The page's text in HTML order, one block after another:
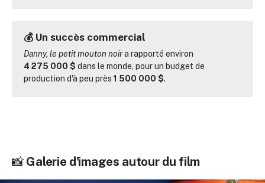
💰 Un succès commercial
Danny, le petit mouton noira rapporté environ
4 275 000 $ dans le monde, pour un budget de
production d'à peu près 1 500 000 $.
📸Galerie d'images autour du film